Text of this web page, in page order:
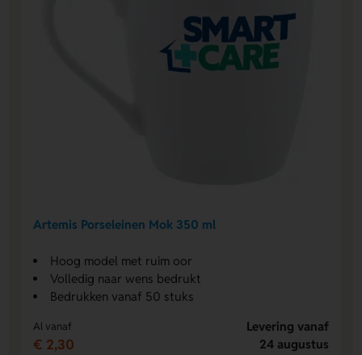
Artemis Porseleinen Mok 350 ml
Hoog model met ruim oor
Volledig naar wens bedrukt
Bedrukken vanaf 50 stuks
Al vanaf
€ 2,30
Levering vanaf
24 augustus